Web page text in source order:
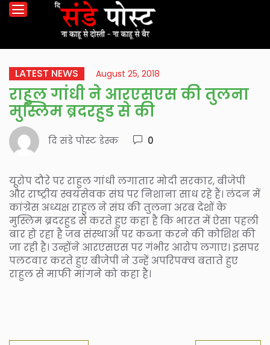
LATEST NEWS August 25, 2018
राहुल गांधी ने आरएसएस की तुलना
मुस्लिम ब्रदरहुड से की
दि संडे पोस्ट डेस्क 0
यूरोप दौरे पर राहुल गांधी लगातार मोदी सरकार, बीजेपी
और राष्ट्रीय स्वयंसेवक संघ पर निशाना साध रहे हैं। लंदन में
कांग्रेस अध्यक्ष राहुल ने संघ की तुलना अरब देशों के
मुस्लिम ब्रदरहुड से करते हुए कहा है कि भारत में ऐसा पहली
बार हो रहा है जब संस्थाओं पर कब्जा करने की कोशिश की
जा रही है। उन्होंने आरएसएस पर गंभीर आरोप लगाए। इसपर
पलटवार करते हुए बीजेपी ने उन्हें अपरिपक्व बताते हुए
राहुल से माफी मांगने को कहा है।